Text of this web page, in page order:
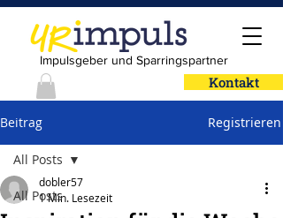
Impulsgeber und Sparringspartner
Kontakt
Beitrag Registrieren
All Posts
All Posts
dobler57
1 Min. Lesezeit